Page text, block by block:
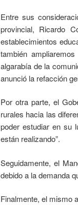
Entre sus
provincial, Ricardo
establecimientos
también
algarabía de la
anunció la refacción
Por otra parte, el
rurales hacia las
poder estudiar en su
están realizando”.
Seguidamente, el
debido a la demanda
Finalmente, el mismo